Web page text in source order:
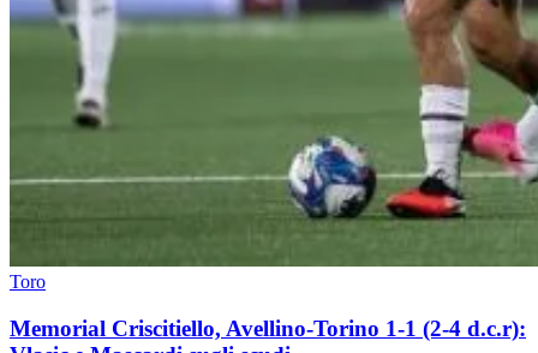
Toro
Memorial Criscitiello, Avellino-Torino 1-1 (2-4 d.c.r):